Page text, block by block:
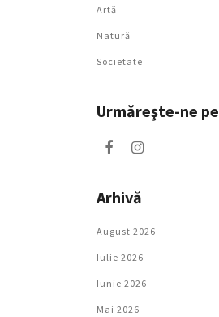
Artǎ
Natură
Societate
Urmăreşte-ne pe
Arhivă
August 2026
Iulie 2026
Iunie 2026
Mai 2026